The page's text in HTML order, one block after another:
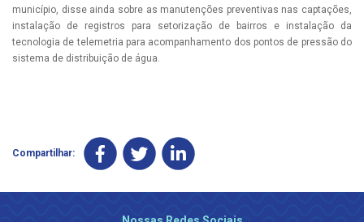
município, disse ainda sobre as manutenções preventivas nas captações,
instalação de registros para setorização de bairros e instalação da
tecnologia de telemetria para acompanhamento dos pontos de pressão do
sistema de distribuição de água.
Compartilhar: